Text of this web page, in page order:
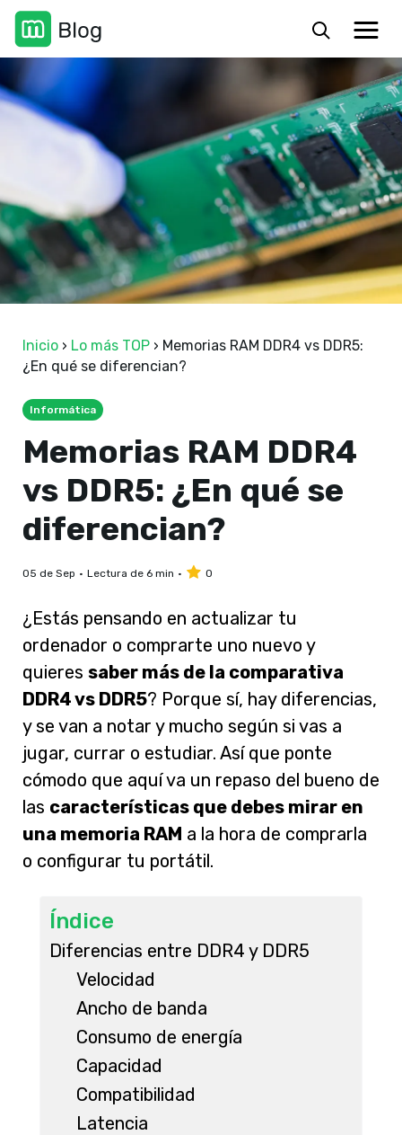
Inicio › Lo más TOP › Memorias RAM DDR4 vs DDR5:
¿En qué se diferencian?
Informática
Memorias RAM DDR4
vs DDR5: ¿En qué se
diferencian?
05 de Sep Lectura de 6 min 0
¿Estás pensando en actualizar tu
ordenador o comprarte uno nuevo y
quieres saber más de la comparativa
DDR4 vs DDR5? Porque sí, hay diferencias,
y se van a notar y mucho según si vas a
jugar, currar o estudiar. Así que ponte
cómodo que aquí va un repaso del bueno de
las características que debes mirar en
una memoria RAM a la hora de comprarla
o configurar tu portátil.
Índice
Diferencias entre DDR4 y DDR5
Velocidad
Ancho de banda
Consumo de energía
Capacidad
Compatibilidad
Latencia